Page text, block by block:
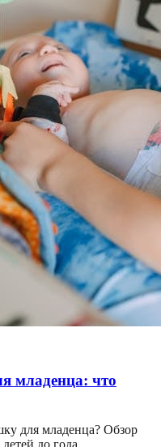
младенца: что
для младенца? Обзор